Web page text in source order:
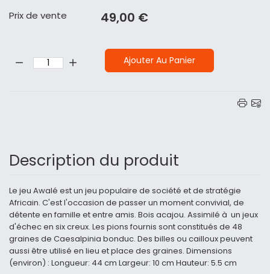
Prix ​​de vente 49,00 €
Ajouter Au Panier
Description du produit
Le jeu Awalé est un jeu populaire de société et de stratégie
Africain. C'est l'occasion de passer un moment convivial, de
détente en famille et entre amis. Bois acajou. Assimilé à un jeux
d'échec en six creux. Les pions fournis sont constitués de 48
graines de Caesalpinia bonduc. Des billes ou cailloux peuvent
aussi être utilisé en lieu et place des graines. Dimensions
(environ) : Longueur: 44 cm Largeur: 10 cm Hauteur: 5.5 cm